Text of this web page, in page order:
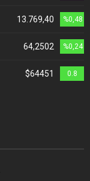
13.769,40 %0,48
64,2502 %0,24
$64451 0.8